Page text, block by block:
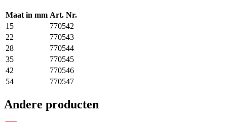
Maat in mm Art. Nr.
15
770542
22
770543
28
770544
35
770545
42
770546
54
770547
Andere producten